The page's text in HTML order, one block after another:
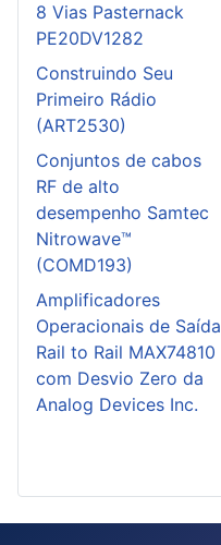
8 Vias Pasternack
PE20DV1282
Construindo Seu
Primeiro Rádio
(ART2530)
Conjuntos de cabos
RF de alto
desempenho Samtec
Nitrowave™
(COMD193)
Amplificadores
Operacionais de Saída
Rail to Rail MAX74810
com Desvio Zero da
Analog Devices Inc.